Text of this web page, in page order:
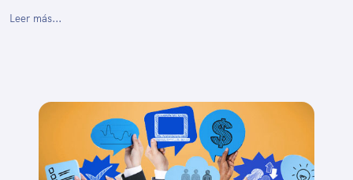
Leer más...